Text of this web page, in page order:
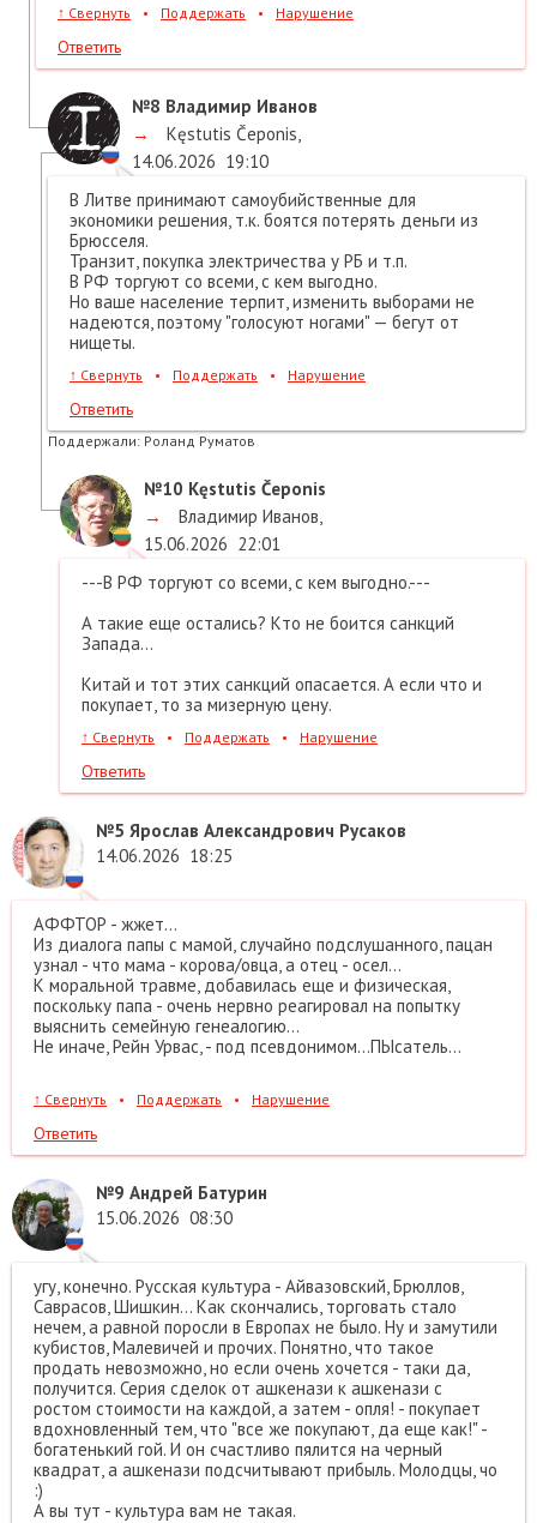
↑ Свернуть • Поддержать • Нарушение
Ответить
№8 Владимир Иванов
→
Kęstutis Čeponis
14.06.2026 19:10
В Литве принимают самоубийственные для
экономики решения, т.к. боятся потерять деньги из
Брюсселя.
Транзит, покупка электричества у РБ и т.п.
В РФ торгуют со всеми, с кем выгодно.
Но ваше население терпит, изменить выборами не
надеются, поэтому "голосуют ногами" — бегут от
нищеты.
↑ Свернуть • Поддержать • Нарушение
Ответить
Поддержали: Роланд Руматов
№10 Kęstutis Čeponis
→
Владимир Иванов
15.06.2026 22:01
---В РФ торгуют со всеми, с кем выгодно.---
А такие еще остались? Кто не боится санкций
Запада...
Китай и тот этих санкций опасается. А если что и
покупает, то за мизерную цену.
↑ Свернуть • Поддержать • Нарушение
Ответить
№5 Ярослав Александрович Русаков
14.06.2026 18:25
АФФТОР - жжет...
Из диалога папы с мамой, случайно подслушанного, пацан
узнал - что мама - корова/овца, а отец - осел...
К моральной травме, добавилась еще и физическая,
поскольку папа - очень нервно реагировал на попытку
выяснить семейную генеалогию...
Не иначе, Рейн Урвас, - под псевдонимом...ПЫсатель...
↑ Свернуть • Поддержать • Нарушение
Ответить
№9 Андрей Батурин
15.06.2026 08:30
угу, конечно. Русская культура - Айвазовский, Брюллов,
Саврасов, Шишкин... Как скончались, торговать стало
нечем, а равной поросли в Европах не было. Ну и замутили
кубистов, Малевичей и прочих. Понятно, что такое
продать невозможно, но если очень хочется - таки да,
получится. Серия сделок от ашкенази к ашкенази с
ростом стоимости на каждой, а затем - опля! - покупает
вдохновленный тем, что "все же покупают, да еще как!" -
богатенький гой. И он счастливо пялится на черный
квадрат, а ашкенази подсчитывают прибыль. Молодцы, чо
:)
А вы тут - культура вам не такая.